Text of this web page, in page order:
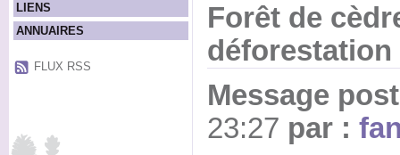
LIENS
ANNUAIRES
FLUX RSS
Forêt de
déforestation
Message
23:27 par :